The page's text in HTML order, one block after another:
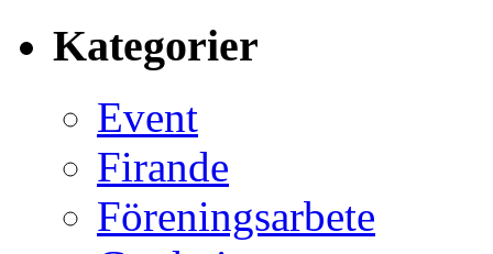
Kategorier
Event
Firande
Föreningsarbete